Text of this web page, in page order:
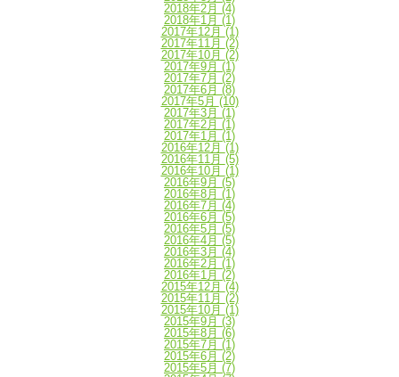
2018年2月 (4)
2018年1月 (1)
2017年12月 (1)
2017年11月 (2)
2017年10月 (2)
2017年9月 (1)
2017年7月 (2)
2017年6月 (8)
2017年5月 (10)
2017年3月 (1)
2017年2月 (1)
2017年1月 (1)
2016年12月 (1)
2016年11月 (5)
2016年10月 (1)
2016年9月 (5)
2016年8月 (1)
2016年7月 (4)
2016年6月 (5)
2016年5月 (5)
2016年4月 (5)
2016年3月 (4)
2016年2月 (1)
2016年1月 (2)
2015年12月 (4)
2015年11月 (2)
2015年10月 (1)
2015年9月 (3)
2015年8月 (6)
2015年7月 (1)
2015年6月 (2)
2015年5月 (7)